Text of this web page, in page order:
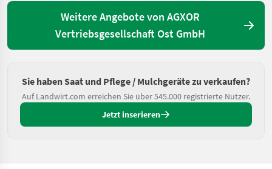
Weitere Angebote von AGXOR
Vertriebsgesellschaft Ost GmbH
Sie haben Saat und Pflege / Mulchgeräte zu verkaufen?
Auf Landwirt.com erreichen Sie über 545.000 registrierte Nutzer.
Jetzt inserieren